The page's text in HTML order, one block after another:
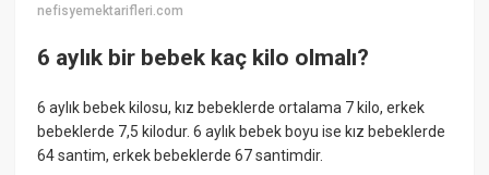
nefisyemektarifleri.com
6 aylık bir bebek kaç kilo olmalı?
6 aylık bebek kilosu, kız bebeklerde ortalama 7 kilo, erkek
bebeklerde 7,5 kilodur. 6 aylık bebek boyu ise kız bebeklerde
64 santim, erkek bebeklerde 67 santimdir.